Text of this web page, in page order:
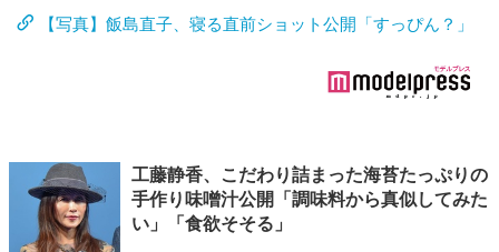
【写真】飯島直子、寝る直前ショット公開「すっぴん？」
工藤静香、こだわり詰まった海苔たっぷりの
手作り味噌汁公開「調味料から真似してみた
い」「食欲そそる」